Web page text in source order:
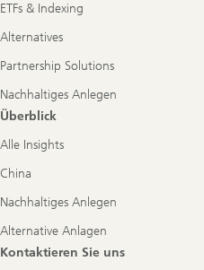
ETFs & Indexing
Alternatives
Partnership Solutions
Nachhaltiges Anlegen
Überblick
Alle Insights
China
Nachhaltiges Anlegen
Alternative Anlagen
Kontaktieren Sie uns